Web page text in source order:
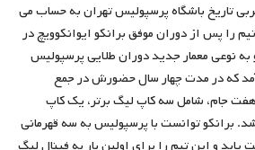
تاریخ باشگاه پرسپولیس تهران به حساب می
را پس از دوران موفق برانکو ایوانکوویچ در
نوعی معمار جدید دوران طلایی پرسپولیس
که در مدت چهار سال حضورش در جمع
جام، شامل سه کاپ لیگ برتر، یک کاپ
برانکو توانست با پرسپولیس به سه قهرمانی